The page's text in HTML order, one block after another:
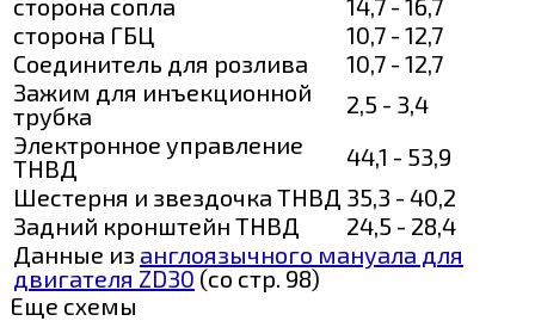
сторона сопла
14,7 - 16,7
сторона ГБЦ
10,7 - 12,7
Соединитель для розлива
10,7 - 12,7
Зажим для инъекционной
трубка
2,5 - 3,4
Электронное управление
ТНВД
44,1 - 53,9
Шестерня и звездочка ТНВД 35,3 - 40,2
Задний кронштейн ТНВД
24,5 - 28,4
Данные из англоязычного мануала для
двигателя ZD30 (со стр. 98)
Еще схемы